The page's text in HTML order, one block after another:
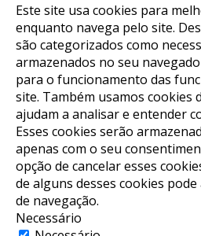
Este site usa cookies para
enquanto navega pelo site.
são categorizados como
armazenados no seu
para o funcionamento das
site. Também usamos cookies
ajudam a analisar e entender
Esses cookies serão
apenas com o seu
opção de cancelar esses
de alguns desses cookies
de navegação.
Necessário